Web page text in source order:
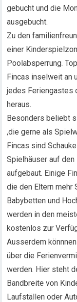
gebucht und die
ausgebucht.
Zu den
einer
Poolabsperrung.
Fincas inselweit an
jedes Feriengastes
heraus.
Besonders beliebt
,die gerne als
Fincas sind
Spielhäuser auf den
aufgebaut. Einige
die den Eltern mehr
Babybetten und
werden in den
kostenlos zur
Ausserdem
über die
werden. Hier steht
Bandbreite von
Laufställen oder